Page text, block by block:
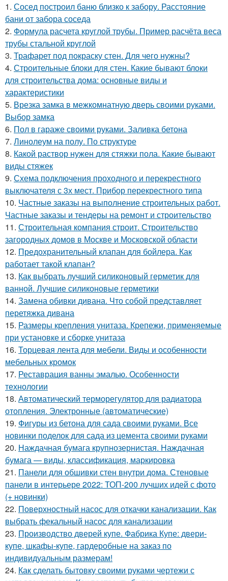
1. Сосед построил баню близко к забору. Расстояние
бани от забора соседа
2. Формула расчета круглой трубы. Пример расчёта веса
трубы стальной круглой
3. Трафарет под покраску стен. Для чего нужны?
4. Строительные блоки для стен. Какие бывают блоки
для строительства дома: основные виды и
характеристики
5. Врезка замка в межкомнатную дверь своими руками.
Выбор замка
6. Пол в гараже своими руками. Заливка бетона
7. Линолеум на полу. По структуре
8. Какой раствор нужен для стяжки пола. Какие бывают
виды стяжек
9. Схема подключения проходного и перекрестного
выключателя с 3х мест. Прибор перекрестного типа
10. Частные заказы на выполнение строительных работ.
Частные заказы и тендеры на ремонт и строительство
11. Строительная компания строит. Строительство
загородных домов в Москве и Московской области
12. Предохранительный клапан для бойлера. Как
работает такой клапан?
13. Как выбрать лучший силиконовый герметик для
ванной. Лучшие силиконовые герметики
14. Замена обивки дивана. Что собой представляет
перетяжка дивана
15. Размеры крепления унитаза. Крепежи, применяемые
при установке и сборке унитаза
16. Торцевая лента для мебели. Виды и особенности
мебельных кромок
17. Реставрация ванны эмалью. Особенности
технологии
18. Автоматический терморегулятор для радиатора
отопления. Электронные (автоматические)
19. Фигуры из бетона для сада своими руками. Все
новинки поделок для сада из цемента своими руками
20. Наждачная бумага крупнозернистая. Наждачная
бумага — виды, классификация, маркировка
21. Панели для обшивки стен внутри дома. Стеновые
панели в интерьере 2022: ТОП-200 лучших идей с фото
(+ новинки)
22. Поверхностный насос для откачки канализации. Как
выбрать фекальный насос для канализации
23. Производство дверей купе. Фабрика Купе: двери-
купе, шкафы-купе, гардеробные на заказ по
индивидуальным размерам!
24. Как сделать бытовку своими руками чертежи с